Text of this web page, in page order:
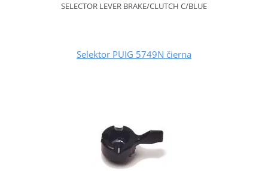
SELECTOR LEVER BRAKE/CLUTCH C/BLUE
Selektor PUIG 5749N čierna